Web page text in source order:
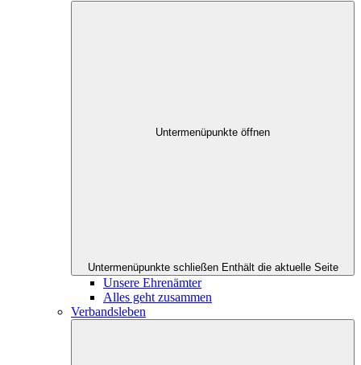
Untermenüpunkte öffnen
Untermenüpunkte schließen Enthält die aktuelle Seite
Unsere Ehrenämter
Alles geht zusammen
Verbandsleben